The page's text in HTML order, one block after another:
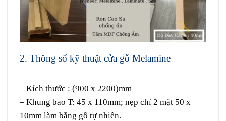
2. Thông số kỹ thuật cửa gỗ Melamine
– Kích thước : (900 x 2200)mm
– Khung bao T: 45 x 110mm; nẹp chỉ 2 mặt 50 x
10mm làm bằng gỗ tự nhiên.